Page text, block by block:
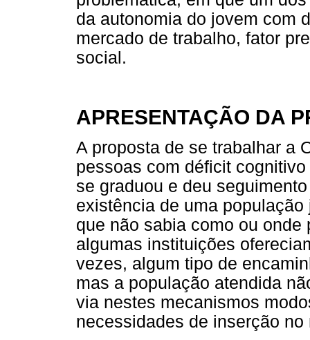
da autonomia do jovem com
mercado de trabalho, fator
social.
APRESENTAÇÃO DA
A proposta de se trabalhar a
pessoas com déficit
se graduou e deu
existência de uma
que não sabia como ou
algumas instituições
vezes, algum tipo de
mas a população atendida
via nestes mecanismos
necessidades de inserção